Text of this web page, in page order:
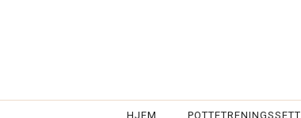
HJEM POTTETRENINGSSETT